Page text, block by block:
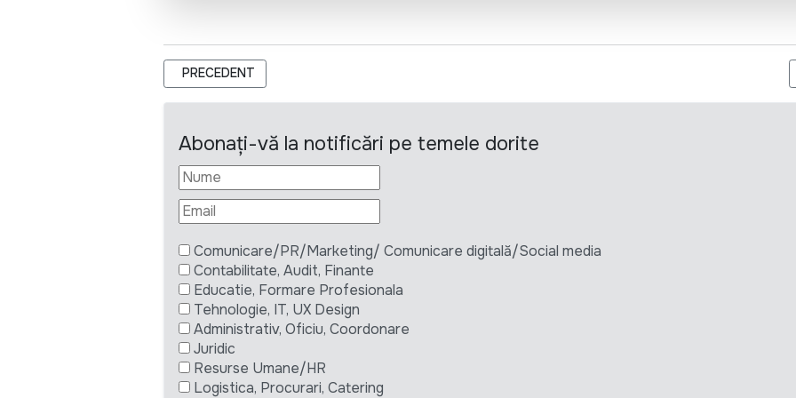
ARTICOL PRECEDENT: HELPAGE INTERNATIONAL ANGAJEAZĂ OFIȚER DE PROTECȚIE
PRECEDENT
Abonați-vă la notificări pe temele dorite
Comunicare/PR/Marketing/ Comunicare digitală/Social media
Contabilitate, Audit, Finante
Educatie, Formare Profesionala
Tehnologie, IT, UX Design
Administrativ, Oficiu, Coordonare
Juridic
Resurse Umane/HR
Logistica, Procurari, Catering